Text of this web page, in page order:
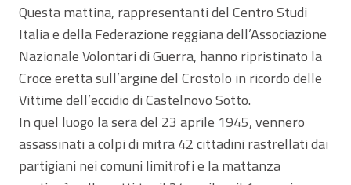
Questa mattina, rappresentanti del Centro Studi
Italia e della Federazione reggiana dell’Associazione
Nazionale Volontari di Guerra, hanno ripristinato la
Croce eretta sull’argine del Crostolo in ricordo delle
Vittime dell’eccidio di Castelnovo Sotto.
In quel luogo la sera del 23 aprile 1945, vennero
assassinati a colpi di mitra 42 cittadini rastrellati dai
partigiani nei comuni limitrofi e la mattanza